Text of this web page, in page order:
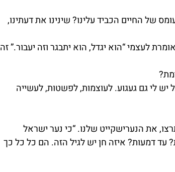
של החיים הכביד עלינו? שינינו את דעתינו,
לעצמי “הוא יגדל, הוא יתבגר וזה יעבור.” זה
לי גם געגוע. לעוצמות, לפשטות, לעשייה
את הנערישקייט שלנו. “כי נער ישראל
עד דמעות? איזה חן יש לגיל הזה. הם כל כל כך